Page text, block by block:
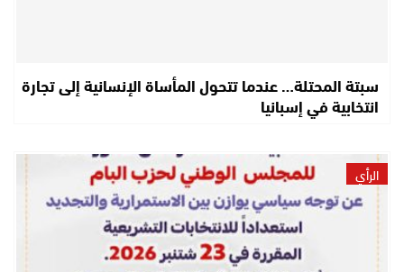
سبتة المحتلة… عندما تتحول المأساة الإنسانية إلى تجارة
انتخابية في إسبانيا
الرأي